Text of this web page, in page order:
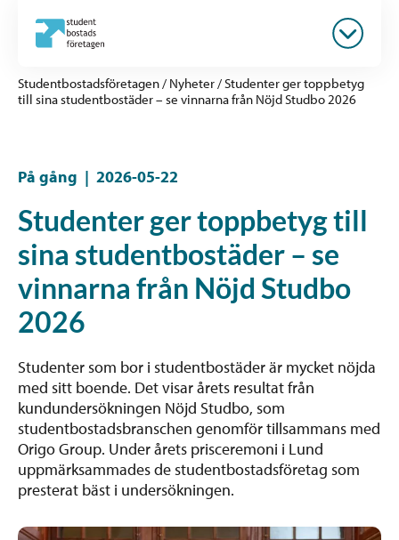
Studentbostadsföretagen/ Nyheter/Studenter ger toppbetyg
till sina studentbostäder – se vinnarna från Nöjd Studbo 2026
På gång | 2026-05-22
Studenter ger toppbetyg till
sina studentbostäder – se
vinnarna från Nöjd Studbo
2026
Studenter som bor i studentbostäder är mycket nöjda
med sitt boende. Det visar årets resultat från
kundundersökningen Nöjd Studbo, som
studentbostadsbranschen genomför tillsammans med
Origo Group. Under årets prisceremoni i Lund
uppmärksammades de studentbostadsföretag som
presterat bäst i undersökningen.